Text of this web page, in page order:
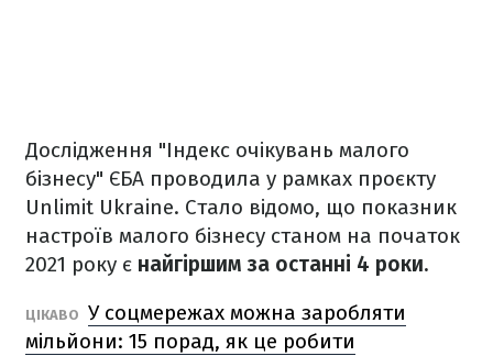
Дослідження "Індекс очікувань малого
бізнесу" ЄБА проводила у рамках проєкту
Unlimit Ukraine. Стало відомо, що показник
настроїв малого бізнесу станом на початок
2021 року є найгіршим за останні 4 роки.
ЦІКАВО У соцмережах можна заробляти
мільйони: 15 порад, як це робити